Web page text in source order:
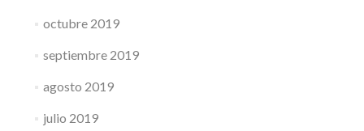
octubre 2019
septiembre 2019
agosto 2019
julio 2019